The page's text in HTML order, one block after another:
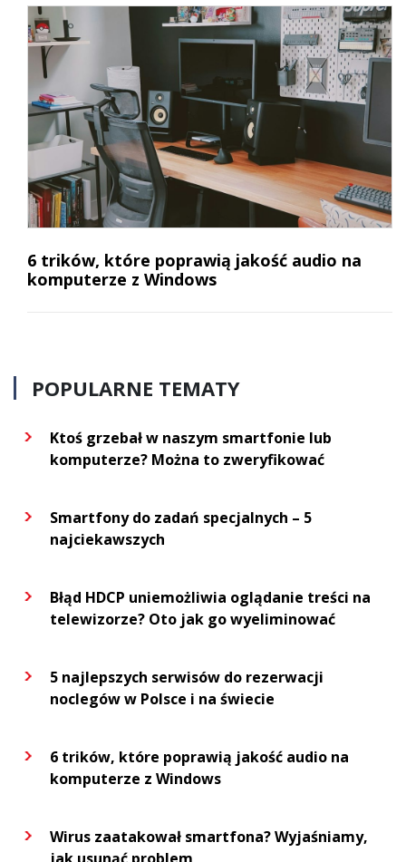
6 trików, które poprawią jakość audio na
komputerze z Windows
POPULARNE TEMATY
Ktoś grzebał w naszym smartfonie lub
komputerze? Można to zweryfikować
Smartfony do zadań specjalnych – 5
najciekawszych
Błąd HDCP uniemożliwia oglądanie treści na
telewizorze? Oto jak go wyeliminować
5 najlepszych serwisów do rezerwacji
noclegów w Polsce i na świecie
6 trików, które poprawią jakość audio na
komputerze z Windows
Wirus zaatakował smartfona? Wyjaśniamy,
jak usunąć problem